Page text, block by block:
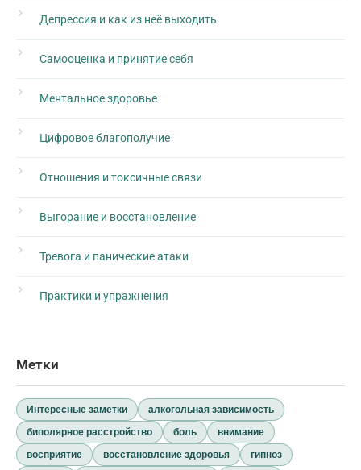
Депрессия и как из неё выходить
Самооценка и принятие себя
Ментальное здоровье
Цифровое благополучие
Отношения и токсичные связи
Выгорание и восстановление
Тревога и панические атаки
Практики и упражнения
Метки
Интересные заметки
алкогольная зависимость
биполярное расстройство
боль
внимание
восприятие
восстановление здоровья
гипноз